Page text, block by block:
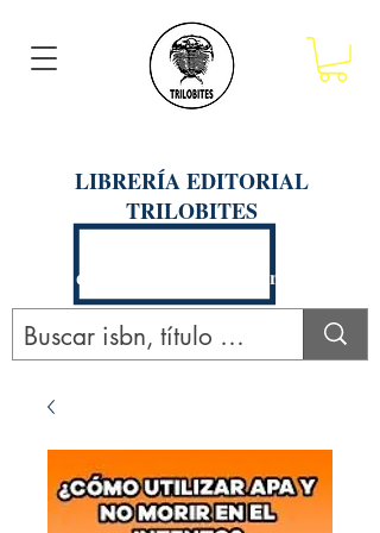
LIBRERÍA EDITORIAL
TRILOBITES
Calle San Agustín 201, Arequipa